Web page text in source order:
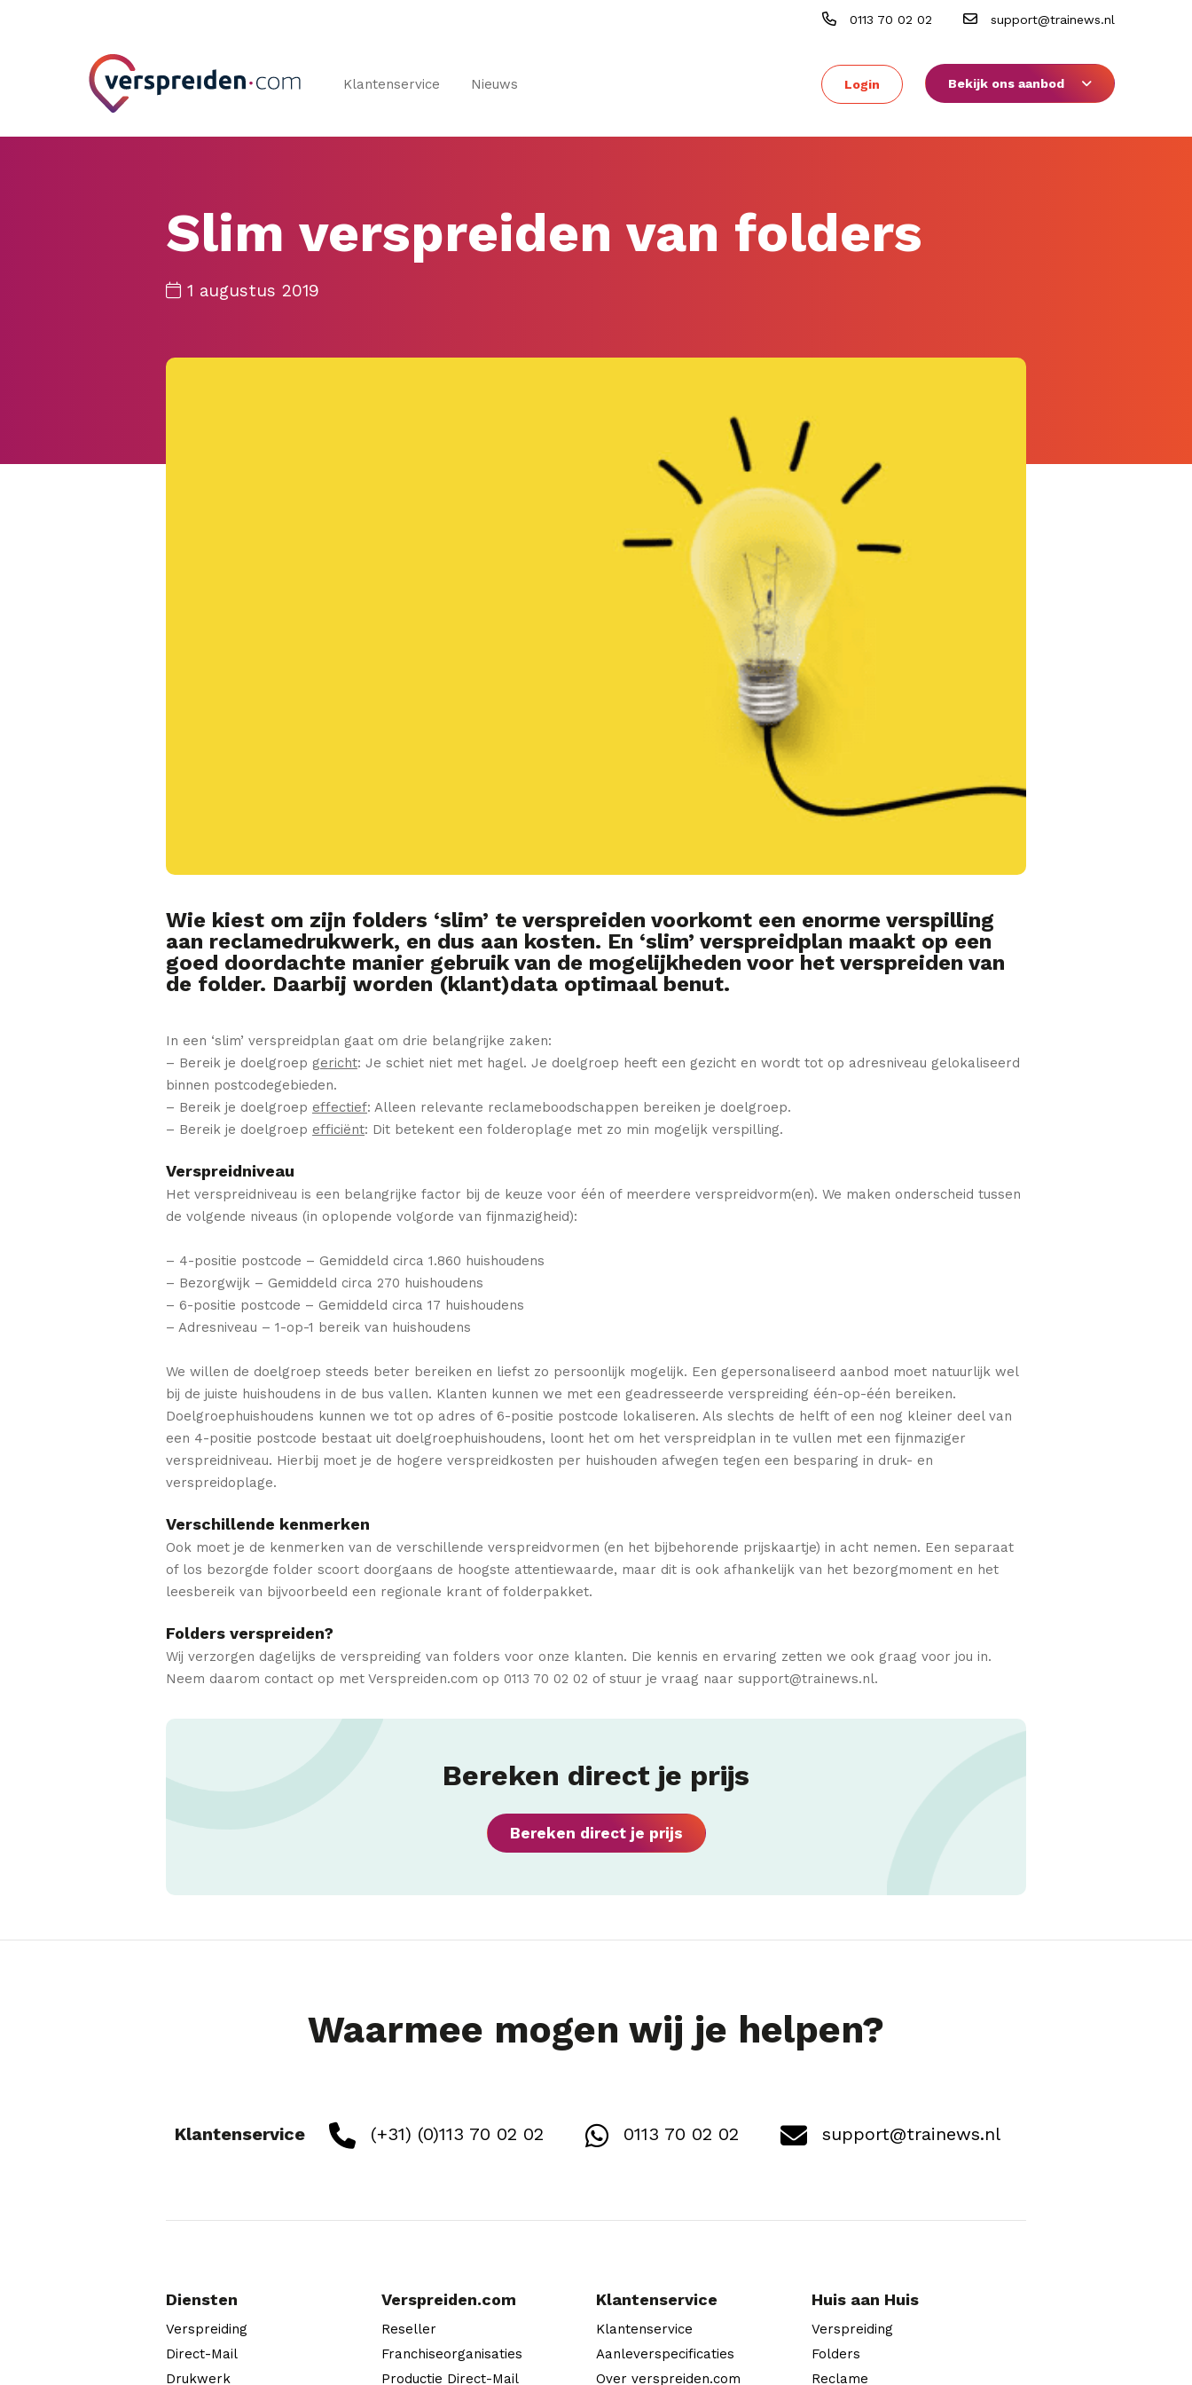
0113 70 02 02 support@trainews.nl
Klantenservice Nieuws Login Bekijk ons aanbod
Slim verspreiden van folders
1 augustus 2019
Wie kiest om zijn folders ‘slim’ te verspreiden voorkomt een enorme verspilling
aan reclamedrukwerk, en dus aan kosten. En ‘slim’ verspreidplan maakt op een
goed doordachte manier gebruik van de mogelijkheden voor het verspreiden van
de folder. Daarbij worden (klant)data optimaal benut.
In een ‘slim’ verspreidplan gaat om drie belangrijke zaken:
– Bereik je doelgroep gericht: Je schiet niet met hagel. Je doelgroep heeft een gezicht en wordt tot op adresniveau gelokaliseerd
binnen postcodegebieden.
– Bereik je doelgroep effectief: Alleen relevante reclameboodschappen bereiken je doelgroep.
– Bereik je doelgroep efficiënt: Dit betekent een folderoplage met zo min mogelijk verspilling.
Verspreidniveau
Het verspreidniveau is een belangrijke factor bij de keuze voor één of meerdere verspreidvorm(en). We maken onderscheid tussen
de volgende niveaus (in oplopende volgorde van fijnmazigheid):
– 4-positie postcode – Gemiddeld circa 1.860 huishoudens
– Bezorgwijk – Gemiddeld circa 270 huishoudens
– 6-positie postcode – Gemiddeld circa 17 huishoudens
– Adresniveau – 1-op-1 bereik van huishoudens
We willen de doelgroep steeds beter bereiken en liefst zo persoonlijk mogelijk. Een gepersonaliseerd aanbod moet natuurlijk wel
bij de juiste huishoudens in de bus vallen. Klanten kunnen we met een geadresseerde verspreiding één-op-één bereiken.
Doelgroephuishoudens kunnen we tot op adres of 6-positie postcode lokaliseren. Als slechts de helft of een nog kleiner deel van
een 4-positie postcode bestaat uit doelgroephuishoudens, loont het om het verspreidplan in te vullen met een fijnmaziger
verspreidniveau. Hierbij moet je de hogere verspreidkosten per huishouden afwegen tegen een besparing in druk- en
verspreidoplage.
Verschillende kenmerken
Ook moet je de kenmerken van de verschillende verspreidvormen (en het bijbehorende prijskaartje) in acht nemen. Een separaat
of los bezorgde folder scoort doorgaans de hoogste attentiewaarde, maar dit is ook afhankelijk van het bezorgmoment en het
leesbereik van bijvoorbeeld een regionale krant of folderpakket.
Folders verspreiden?
Wij verzorgen dagelijks de verspreiding van folders voor onze klanten. Die kennis en ervaring zetten we ook graag voor jou in.
Neem daarom contact op met Verspreiden.com op 0113 70 02 02 of stuur je vraag naar support@trainews.nl.
Bereken direct je prijs
Bereken direct je prijs
Waarmee mogen wij je helpen?
Klantenservice (+31) (0)113 70 02 02 0113 70 02 02 support@trainews.nl
Diensten
Verspreiding
Direct-Mail
Drukwerk
Verspreiden.com
Reseller
Franchiseorganisaties
Productie Direct-Mail
Klantenservice
Klantenservice
Aanleverspecificaties
Over verspreiden.com
Huis aan Huis
Verspreiding
Folders
Reclame